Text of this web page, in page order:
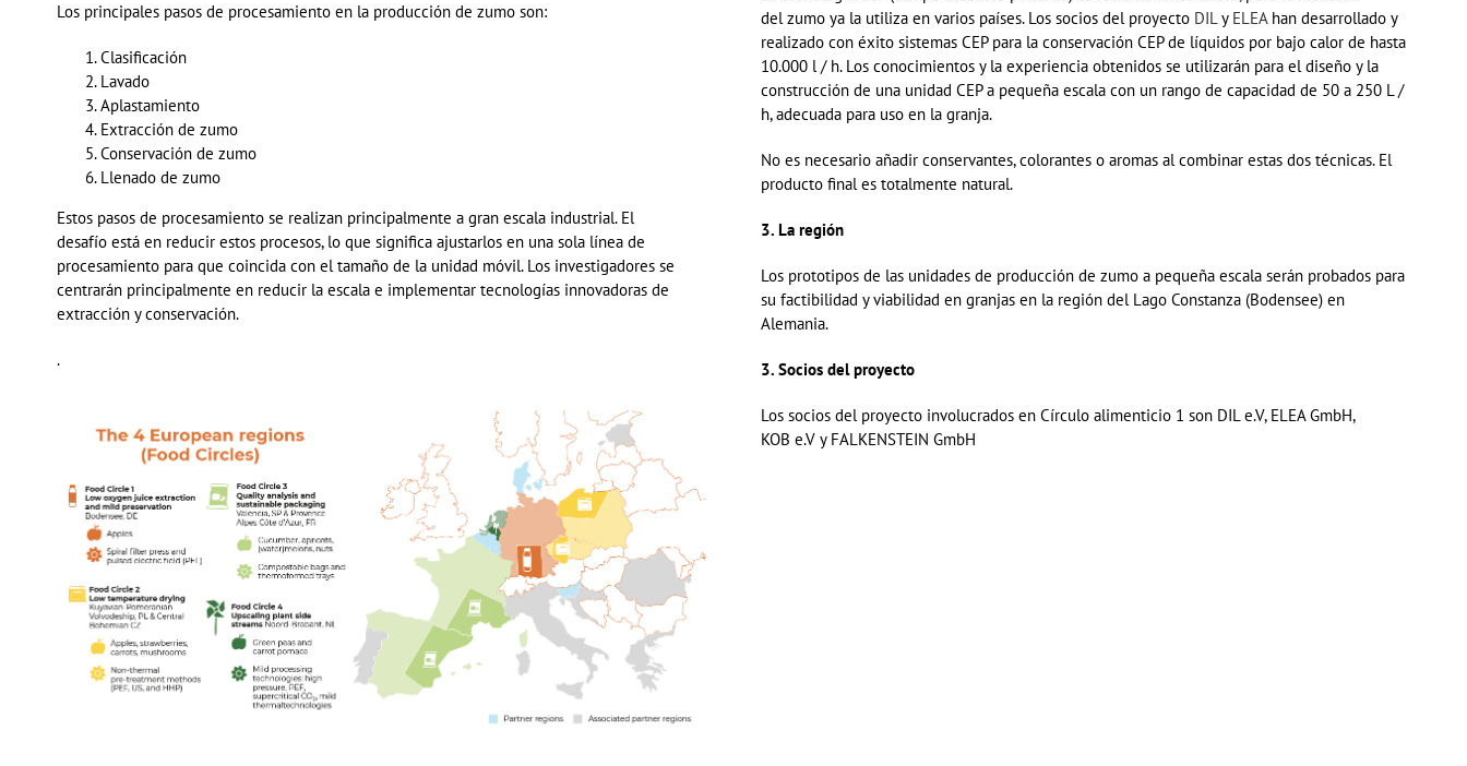
Los principales pasos de procesamiento en la producción de zumo son:
Clasificación
Lavado
Aplastamiento
Extracción de zumo
Conservación de zumo
Llenado de zumo
Estos pasos de procesamiento se realizan principalmente a gran escala industrial. El
desafío está en reducir estos procesos, lo que significa ajustarlos en una sola línea de
procesamiento para que coincida con el tamaño de la unidad móvil.Los investigadores se
centrarán principalmente en reducir la escala e implementar tecnologías innovadoras de
extracción y conservación.
.
delzumoya la utiliza en varios países. Los socios del proyecto DILy ELEAhan desarrollado y
realizado con éxito sistemas CEP para la conservación CEP de líquidos por bajo calor de hasta
10.000 l / h. Los conocimientos y la experiencia obtenidos se utilizarán para el diseño y la
construcción de una unidad CEP a pequeña escala con un rango de capacidad de 50 a 250 L /
h, adecuada para uso en la granja.
No es necesario añadir conservantes, colorantes o aromas al combinar estas dos técnicas. El
producto final es totalmente natural.
3. La región
Los prototipos de las unidades de producción de zumoa pequeña escala serán probados para
su factibilidad y viabilidad en granjas en la región del Lago Constanza (Bodensee) en
Alemania.
3. Socios del proyecto
Los socios del proyecto involucrados en Círculo alimenticio 1 son DILe.V, ELEAGmbH,
KOB e.Vy FALKENSTEIN GmbH